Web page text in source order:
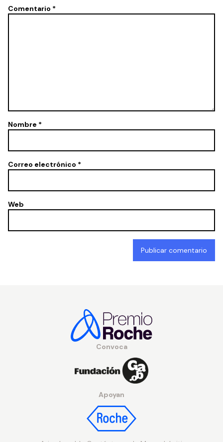
Comentario *
Nombre *
Correo electrónico *
Web
Convoca
Apoyan